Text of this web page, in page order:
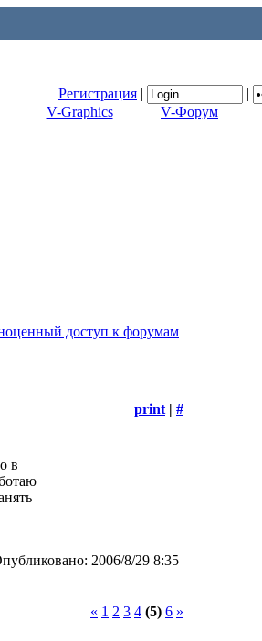
Регистрация | |
V-Graphics
V-Форум
доступ к форумам
print | #
в
2006/8/29 8:35
« 1 2 3 4 (5) 6 »